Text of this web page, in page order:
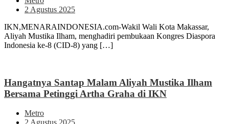
2 Agustus 2025
IKN,MENARAINDONESIA.com-Wakil Wali Kota Makassar,
Aliyah Mustika Ilham, menghadiri pembukaan Kongres Diaspora
Indonesia ke-8 (CID-8) yang […]
Hangatnya Santap Malam Aliyah Mustika Ilham
Bersama Petinggi Artha Graha di IKN
Metro